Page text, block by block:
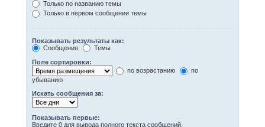
Только по названию темы
Только в первом сообщении темы
Показывать результаты как:
Сообщения
Темы
Поле сортировки:
по возрастанию
по
убыванию
Искать сообщения за:
Показывать первые:
Введите 0 для вывода полного текста сообщений.